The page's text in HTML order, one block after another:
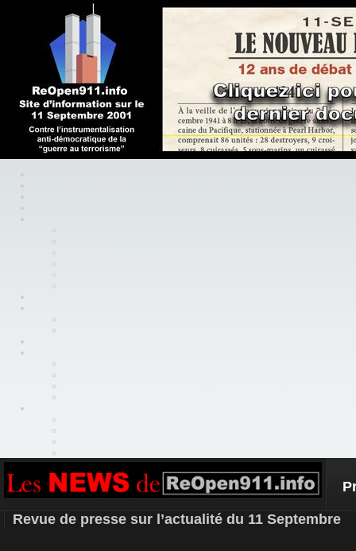
REOPEN911 – NEWS
Revue de presse sur l’actualité du 11 Septembre